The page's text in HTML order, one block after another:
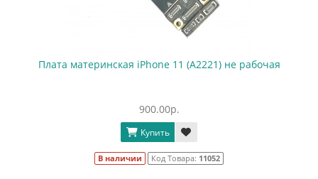
Плата материнская iPhone 11 (A2221) не рабочая
900.00р.
Купить
В наличии Код Товара: 11052